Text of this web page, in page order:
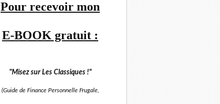
Pour recevoir mon
E-BOOK gratuit :
"Misez sur Les Classiques !"
(Guide de Finance Personnelle Frugale,